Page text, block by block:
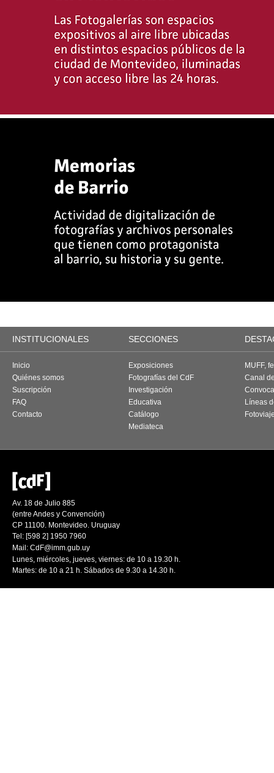
INSTITUCIONALES SECCIONES
Inicio
Quiénes somos
Suscripción
FAQ
Contacto
Exposiciones
Fotografías del CdF
Investigación
Educativa
Catálogo
Mediateca
MUFF,
Canal
Líneas
Av. 18 de Julio 885
(entre Andes y Convención)
CP 11100. Montevideo. Uruguay
Tel: [598 2] 1950 7960
Mail: CdF@imm.gub.uy
Lunes, miércoles, jueves, viernes: de 10 a 19.30 h.
Martes: de 10 a 21 h. Sábados de 9.30 a 14.30 h.